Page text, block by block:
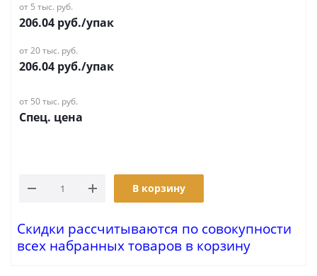
от 5 тыс. руб.
206.04 руб./упак
от 20 тыс. руб.
206.04 руб./упак
от 50 тыс. руб.
Спец. цена
В корзину
Скидки рассчитываются по совокупности
всех набранных товаров в корзину